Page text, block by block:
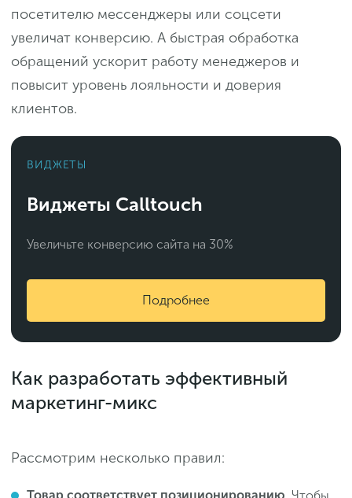
посетителю мессенджеры или соцсети
увеличат конверсию. А быстрая обработка
обращений ускорит работу менеджеров и
повысит уровень лояльности и доверия
клиентов.
ВИДЖЕТЫ
Виджеты Calltouch
Увеличьте конверсию сайта на 30%
Подробнее
Как разработать эффективный
маркетинг-микс
Рассмотрим несколько правил: